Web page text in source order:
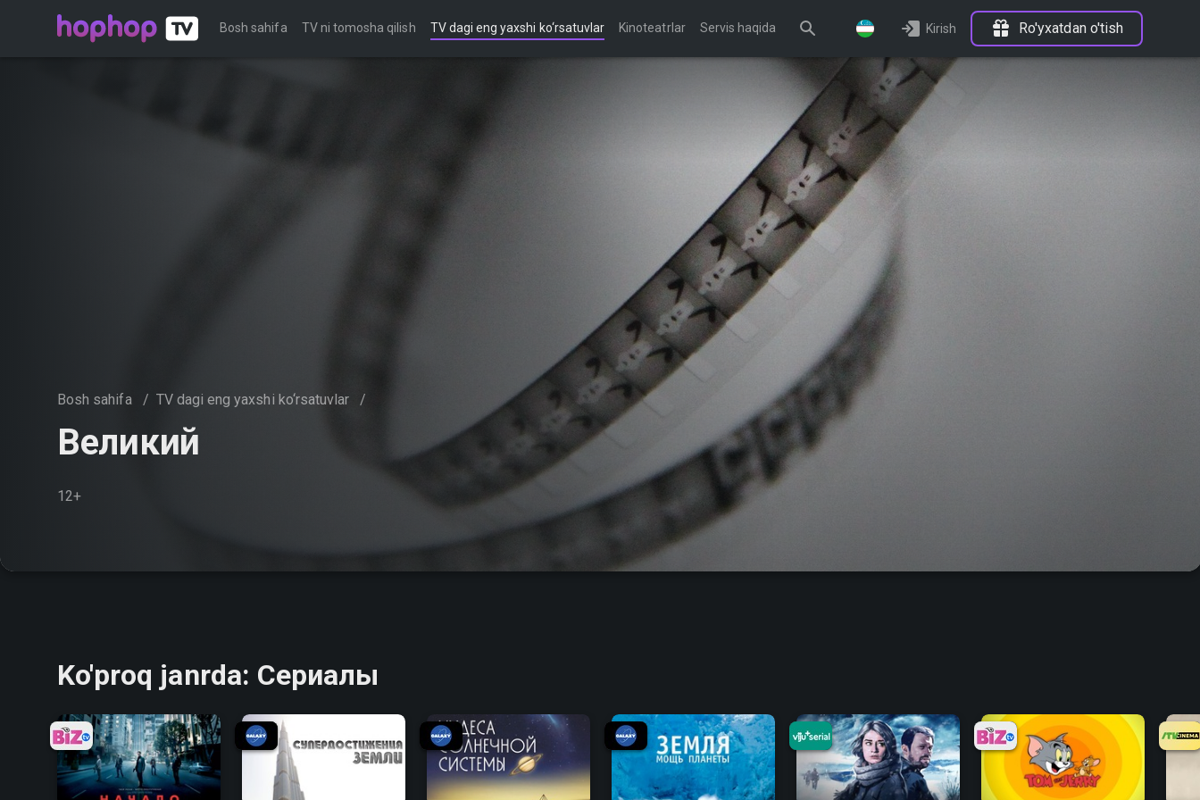
Bosh sahifa TV ni tomosha qilish TV dagi eng yaxshi ko‘rsatuvlar Kinoteatrlar Servis haqida Kirish Ro'yxatdan o'tish
Bosh sahifa / TV dagi eng yaxshi ko‘rsatuvlar /
Великий
12+
Ko'proq janrda: Сериалы
8.7 8.8 8.7 8.5 8.8 8.5 8.8 6.3 8.8 8.8 9.3